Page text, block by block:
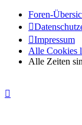
Foren-
Impressum
Alle Cookies
Alle Zeiten